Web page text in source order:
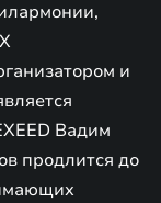
и
Вадим
продлится до